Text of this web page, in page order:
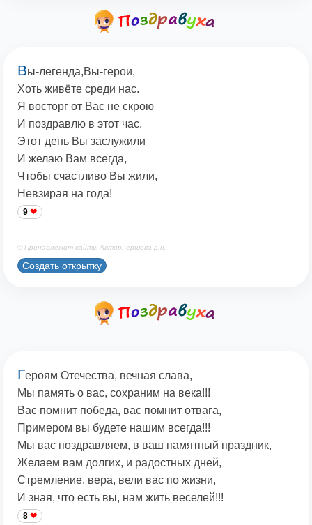
Вы-легенда,Вы-герои,
Хоть живёте среди нас.
Я восторг от Вас не скрою
И поздравлю в этот час.
Этот день Вы заслужили
И желаю Вам всегда,
Чтобы счастливо Вы жили,
Невзирая на года!
9
© Принадлежит сайту. Автор: ершова р.н.
Создать открытку
Героям Отечества, вечная слава,
Мы память о вас, сохраним на века!!!
Вас помнит победа, вас помнит отвага,
Примером вы будете нашим всегда!!!
Мы вас поздравляем, в ваш памятный праздник,
Желаем вам долгих, и радостных дней,
Стремление, вера, вели вас по жизни,
И зная, что есть вы, нам жить веселей!!!
8